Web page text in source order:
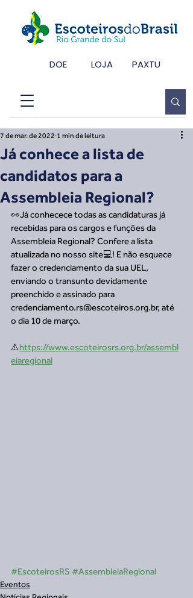
DOE LOJA PAXTU
Já conhece a lista de
candidatos para a
Assembleia Regional?
7 de mar. de 2022 1 min de leitura
👀Já conhecece todas as candidaturas já
recebidas para os cargos e funções da
Assembleia Regional? Confere a lista
atualizada no nosso site💻! E não esquece
fazer o credenciamento da sua UEL,
enviando o transunto devidamente
preenchido e assinado para
credenciamento.rs@escoteiros.org.br, até
o dia 10 de março.
⚠️https://www.escoteirosrs.org.br/assembl
eiaregional
#EscoteirosRS #AssembleiaRegional
Eventos